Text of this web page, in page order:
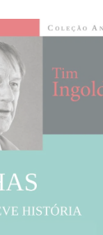
5º
6 pré venda
7º
º
9º anselm grun
10 º verena kast